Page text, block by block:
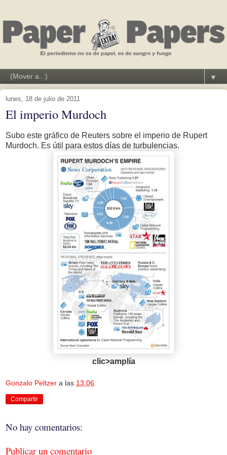
▼
lunes, 18 de julio de 2011
El imperio Murdoch
Subo este gráfico de Reuters sobre el imperio de Rupert
Murdoch. Es útil para estos días de turbulencias.
clic>amplía
Gonzalo Peltzer a las 13:06
Compartir
No hay comentarios:
Publicar un comentario